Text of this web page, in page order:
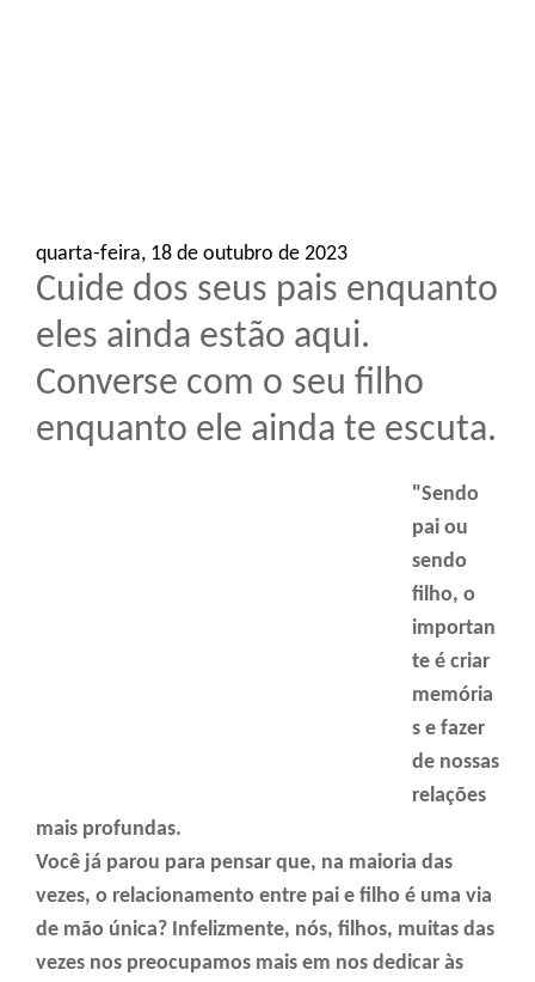
quarta-feira, 18 de outubro de 2023
Cuide dos seus pais enquanto
eles ainda estão aqui.
Converse com o seu filho
enquanto ele ainda te escuta.
"Sendo
pai ou
sendo
filho, o
importan
te é criar
memória
s e fazer
de nossas
relações
mais profundas.
Você já parou para pensar que, na maioria das
vezes, o relacionamento entre pai e filho é uma via
de mão única? Infelizmente, nós, filhos, muitas das
vezes nos preocupamos mais em nos dedicar às